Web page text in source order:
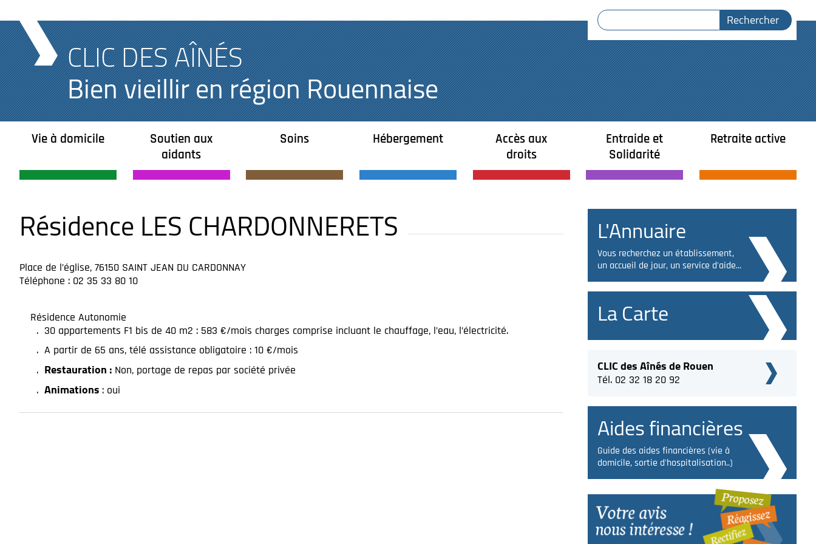
CLIC DES AÎNÉS
Bien vieillir en région Rouennaise
Vie à domicile
Soutien aux
aidants
Soins Hébergement
Accès aux
droits
Entraide et
Solidarité
Retraite active
Résidence LES CHARDONNERETS
Place de l’église, 76150 SAINT JEAN DU CARDONNAY
Téléphone : 02 35 33 80 10
Résidence Autonomie
30 appartements F1 bis de 40 m2 : 583 €/mois charges comprise incluant le chauffage, l’eau, l’électricité.
A partir de 65 ans, télé assistance obligatoire : 10 €/mois
Restauration : Non, portage de repas par société privée
Animations : oui
L'Annuaire
Vous recherchez un établissement,
un accueil de jour, un service d'aide...
La Carte
CLIC des Aînés de Rouen
Tél. 02 32 18 20 92
Aides financières
Guide des aides financières (vie à
domicile, sortie d'hospitalisation..)